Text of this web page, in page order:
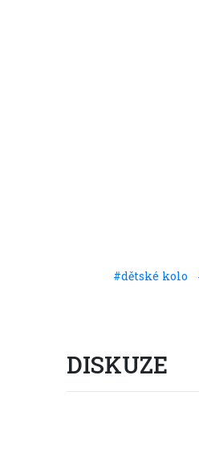
Sdílet#dětské kolo
DISKUZE